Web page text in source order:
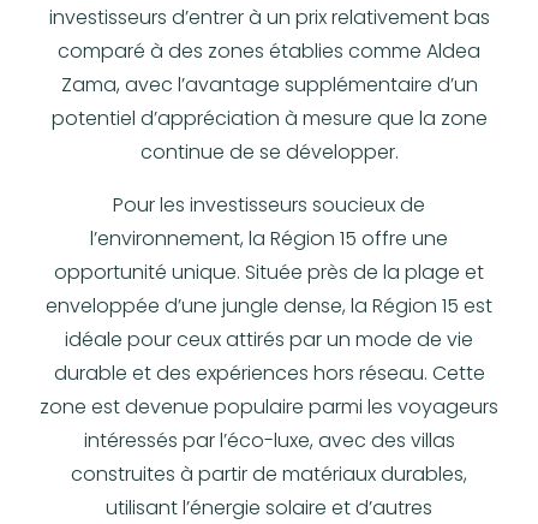
investisseurs d’entrer à un prix relativement bas
comparé à des zones établies comme Aldea
Zama, avec l’avantage supplémentaire d’un
potentiel d’appréciation à mesure que la zone
continue de se développer.
Pour les investisseurs soucieux de
l’environnement, la Région 15 offre une
opportunité unique. Située près de la plage et
enveloppée d’une jungle dense, la Région 15 est
idéale pour ceux attirés par un mode de vie
durable et des expériences hors réseau. Cette
zone est devenue populaire parmi les voyageurs
intéressés par l’éco-luxe, avec des villas
construites à partir de matériaux durables,
utilisant l’énergie solaire et d’autres